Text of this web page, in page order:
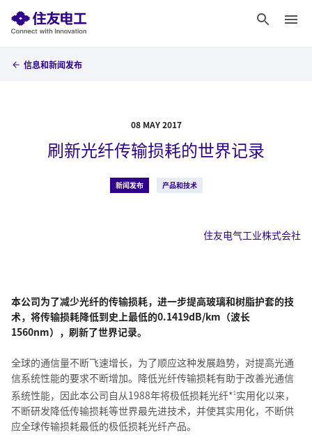
信息和新闻发布
08 MAY 2017
刷新光纤传输损耗的世界记录
新闻发布 产品和技术
住友电气工业株式会社
本公司为了减少光纤的传输损耗，进一步提高玻璃和树脂护套的技
术，将传输损耗降低到史上最低的0.1419dB/km（波长
1560nm），刷新了世界记录。
全球的通信量不断飞速增长，为了顺应这种发展趋势，对提高光通
信系统性能的要求不断增加。降低光纤传输损耗有助于改善光通信
系统性能，因此本公司自从1988年将极低损耗光纤*1实用化以来，
不断研发降低传输损耗等世界最先进技术，并使其实用化，不断供
应全球传输损耗最低的极低损耗光纤产品。